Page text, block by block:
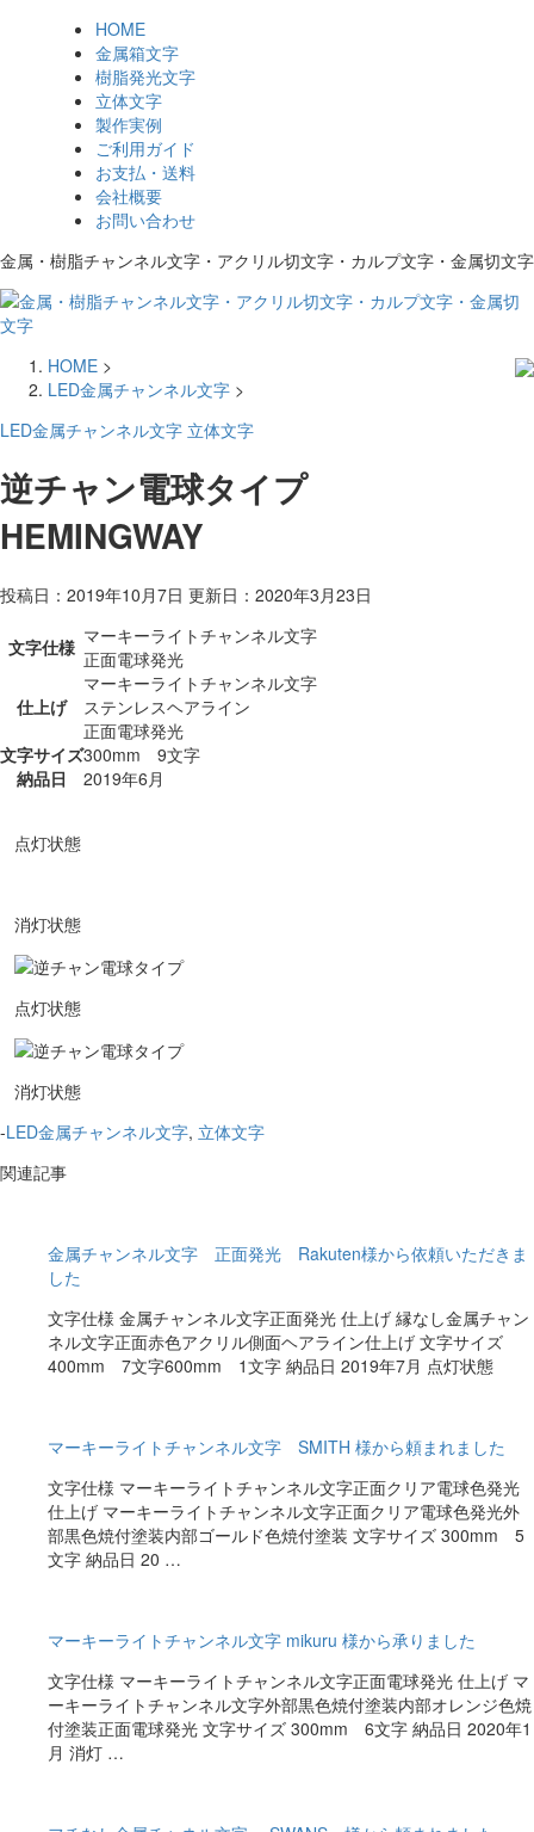
HOME
金属箱文字
樹脂発光文字
立体文字
製作実例
ご利用ガイド
お支払・送料
会社概要
お問い合わせ
金属・樹脂チャンネル文字・アクリル切文字・カルプ文字・金属切文字
HOME >
LED金属チャンネル文字 >
LED金属チャンネル文字 立体文字
逆チャン電球タイプ
HEMINGWAY
投稿日：2019年10月7日 更新日： 2020年3月23日
文字仕様 マーキーライトチャンネル文字
正面電球発光
仕上げ
マーキーライトチャンネル文字
ステンレスヘアライン
正面電球発光
文字サイズ300mm 9文字
納品日
2019年6月
点灯状態
消灯状態
点灯状態
消灯状態
-LED金属チャンネル文字, 立体文字
関連記事
金属チャンネル文字 正面発光 Rakuten様から依頼いただきま
した
文字仕様 金属チャンネル文字正面発光 仕上げ 縁なし金属チャン
ネル文字正面赤色アクリル側面ヘアライン仕上げ 文字サイズ
400mm 7文字600mm 1文字 納品日 2019年7月 点灯状態
マーキーライトチャンネル文字 SMITH 様から頼まれました
文字仕様 マーキーライトチャンネル文字正面クリア電球色発光
仕上げ マーキーライトチャンネル文字正面クリア電球色発光外
部黒色焼付塗装内部ゴールド色焼付塗装 文字サイズ 300mm 5
文字 納品日 20 …
マーキーライトチャンネル文字 mikuru 様から承りました
文字仕様 マーキーライトチャンネル文字正面電球発光 仕上げ マ
ーキーライトチャンネル文字外部黒色焼付塗装内部オレンジ色焼
付塗装正面電球発光 文字サイズ 300mm 6文字 納品日 2020年1
月 消灯 …